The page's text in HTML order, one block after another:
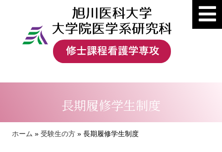
長期履修学生制度
ホーム » 受験生の方» 長期履修学生制度